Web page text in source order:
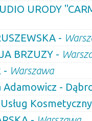
URODY
-
BRZUZY -
- Warszawa
Adamowicz -